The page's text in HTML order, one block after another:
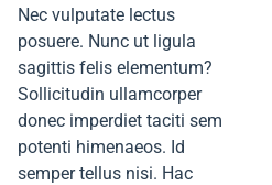
Nec vulputate lectus
posuere. Nunc ut ligula
sagittis felis elementum?
Sollicitudin ullamcorper
donec imperdiet taciti sem
potenti himenaeos. Id
semper tellus nisi. Hac